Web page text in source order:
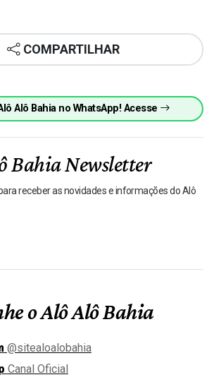
COMPARTILHAR
Alô Bahia no WhatsApp! Acesse
Bahia Newsletter
receber as novidades e informações do Alô
o Alô Alô Bahia
@sitealoalobahia
Canal Oficial